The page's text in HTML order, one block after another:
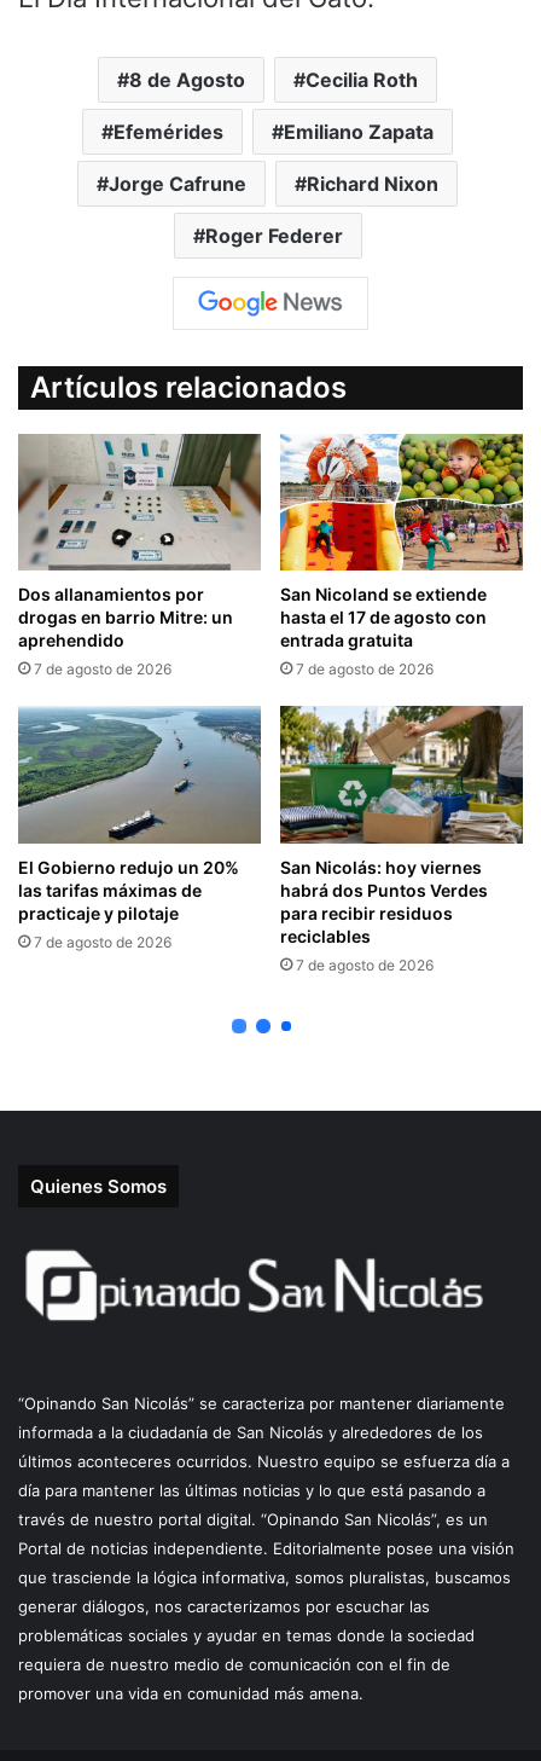
Quienes Somos
“Opinando San Nicolás” se caracteriza por mantener diariamente
informada a la ciudadanía de San Nicolás y alrededores de los
últimos aconteceres ocurridos. Nuestro equipo se esfuerza día a
día para mantener las últimas noticias y lo que está pasando a
través de nuestro portal digital. “Opinando San Nicolás”, es un
Portal de noticias independiente. Editorialmente posee una visión
que trasciende la lógica informativa, somos pluralistas, buscamos
generar diálogos, nos caracterizamos por escuchar las
problemáticas sociales y ayudar en temas donde la sociedad
requiera de nuestro medio de comunicación con el fin de
promover una vida en comunidad más amena.